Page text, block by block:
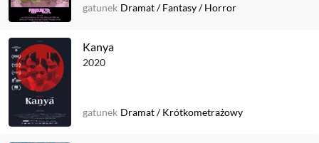
gatunek Dramat/Fantasy/Horror
Kanya
2020
gatunek Dramat/Krótkometrażowy